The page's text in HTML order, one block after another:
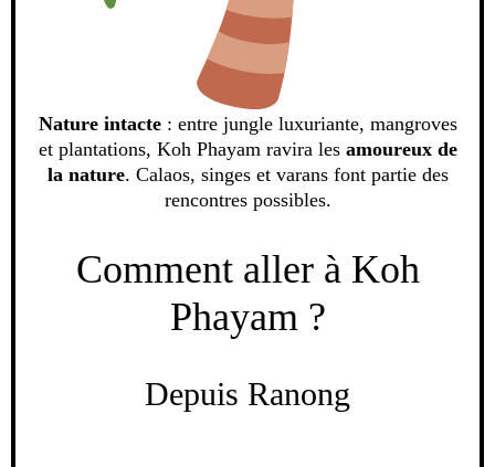
Nature intacte: entre jungle luxuriante, mangroves
et plantations, Koh Phayam ravira les amoureux de
la nature. Calaos, singes et varans font partie des
rencontres possibles.
Comment aller à Koh
Phayam ?
Depuis Ranong